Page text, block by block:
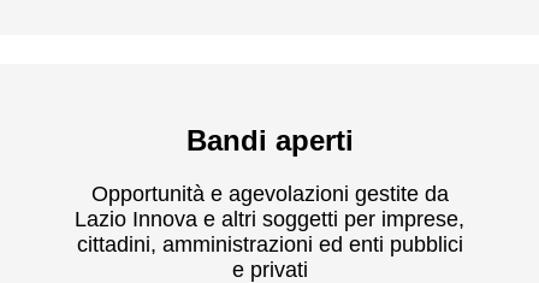
Bandi aperti
Opportunità e agevolazioni gestite da
Lazio Innova e altri soggetti per imprese,
cittadini, amministrazioni ed enti pubblici
e privati